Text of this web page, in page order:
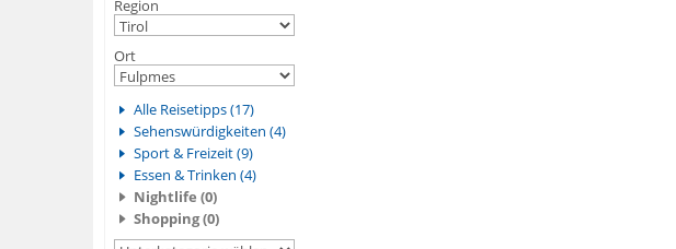
Region
Ort
Alle Reisetipps (17)
Sehenswürdigkeiten (4)
Sport & Freizeit (9)
Essen & Trinken (4)
Nightlife (0)
Shopping (0)